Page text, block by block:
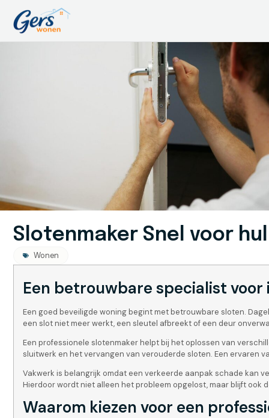
Slotenmaker Snel voor
Wonen
Een betrouwbare specialist
Een goed beveiligde woning begint met betrouwbare sloten.
een slot niet meer werkt, een sleutel afbreekt of een deur
Een professionele slotenmaker helpt bij het oplossen van
sluitwerk en het vervangen van verouderde sloten. Een ervaren
Vakwerk is belangrijk omdat een verkeerde aanpak schade kan
Hierdoor wordt niet alleen het probleem opgelost, maar blijft ook
Waarom kiezen voor een